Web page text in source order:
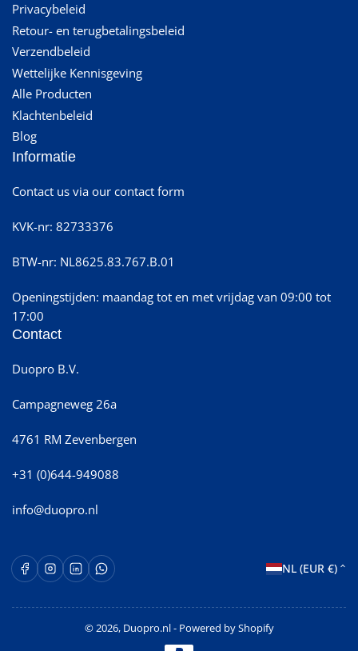
Privacybeleid
Retour- en terugbetalingsbeleid
Verzendbeleid
Wettelijke Kennisgeving
Alle Producten
Klachtenbeleid
Blog
Informatie
Contact us via our contact form
KVK-nr: 82733376
BTW-nr: NL8625.83.767.B.01
Openingstijden: maandag tot en met vrijdag van 09:00 tot
17:00
Contact
Duopro B.V.
Campagneweg 26a
4761 RM Zevenbergen
+31 (0)644-949088
info@duopro.nl
FacebookInstagram
LinkedInWhatsApp Opent in een nieuw venster.
L
n
d
NL (EUR €)
© 2026, Duopro.nl- Powered by Shopify
Betaalmethoden